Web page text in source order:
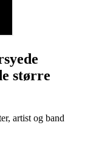
større
artist og band